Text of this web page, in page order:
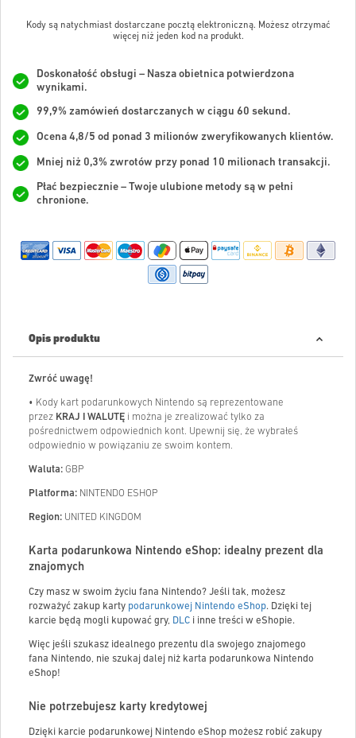
Kody są natychmiast dostarczane pocztą elektroniczną. Możesz otrzymać
więcej niż jeden kod na produkt.
Doskonałość obsługi – Nasza obietnica potwierdzona
wynikami.
99,9% zamówień dostarczanych w ciągu 60 sekund.
Ocena 4,8/5 od ponad 3 milionów zweryfikowanych klientów.
Mniej niż 0,3% zwrotów przy ponad 10 milionach transakcji.
Płać bezpiecznie – Twoje ulubione metody są w pełni
chronione.
Opis produktu
Zwróć uwagę!
• Kody kart podarunkowych Nintendo są reprezentowane
przez KRAJ I WALUTĘ i można je zrealizować tylko za
pośrednictwem odpowiednich kont. Upewnij się, że wybrałeś
odpowiednio w powiązaniu ze swoim kontem.
Waluta: GBP
Platforma: NINTENDO ESHOP
Region: UNITED KINGDOM
Karta podarunkowa Nintendo eShop: idealny prezent dla
znajomych
Czy masz w swoim życiu fana Nintendo? Jeśli tak, możesz
rozważyć zakup karty podarunkowej Nintendo eShop. Dzięki tej
karcie będą mogli kupować gry, DLC i inne treści w eShopie.
Więc jeśli szukasz idealnego prezentu dla swojego znajomego
fana Nintendo, nie szukaj dalej niż karta podarunkowa Nintendo
eShop!
Nie potrzebujesz karty kredytowej
Dzięki karcie podarunkowej Nintendo eShop możesz robić zakupy